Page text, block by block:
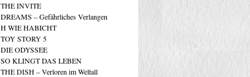
THE INVITE
DREAMS – Gefährliches Verlangen
H WIE HABICHT
TOY STORY 5
DIE ODYSSEE
SO KLINGT DAS LEBEN
THE DISH – Verloren im Weltall